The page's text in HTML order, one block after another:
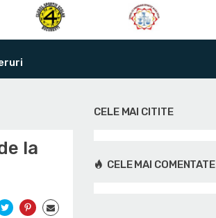
la
CELE MAI CITITE
CELE MAI COMENTATE